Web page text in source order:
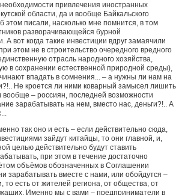
привлечения иностранных
области, да и вообще Байкальского
этом писали, насколько мне помнится, в том
разворачивающейся бурной
А вот когда такие инвестиции вдруг замаячили
этом не в строительство очередного вредного
отрасль народного хозяйства,
в сохранении естественной природной среды),
впадать в сомнения... – а нужны ли нам на
Не кроется ли ними коварный замысел лишить
– россиян, последней возможности
зарабатывать на нем, вместо нас, деньги?!.. А
так оно и есть – если действительно сюда,
зайдут китайцы, то они главной, и,
целью действительно будут ставить
при этом в течение достаточно
объёмов обозначенных в Соглашении
зарабатывать вместе с нами, или обойдутся –
то есть от жителей региона, от общества, от
Именно мы с вами – предприниматели в